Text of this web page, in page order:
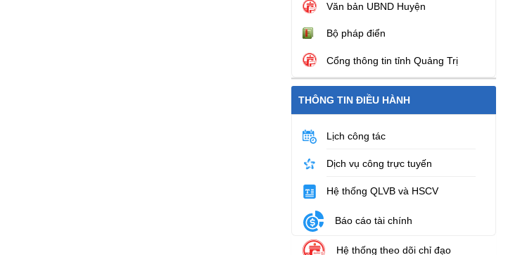
Văn bản UBND Huyện
Bộ pháp điển
Cổng thông tin tỉnh Quảng Trị
THÔNG TIN ĐIỀU HÀNH
Lịch công tác
Dịch vụ công trực tuyến
Hệ thống QLVB và HSCV
Báo cáo tài chính
Hệ thống theo dõi chỉ đạo